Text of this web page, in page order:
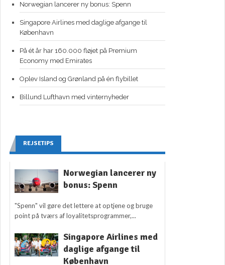
Norwegian lancerer ny bonus: Spenn
Singapore Airlines med daglige afgange til
København
På ét år har 160.000 fløjet på Premium
Economy med Emirates
Oplev Island og Grønland på én flybillet
Billund Lufthavn med vinternyheder
REJSETIPS
Norwegian lancerer ny
bonus: Spenn
"Spenn" vil gøre det lettere at optjene og bruge
point på tværs af loyalitetsprogrammer,...
Singapore Airlines med
daglige afgange til
København